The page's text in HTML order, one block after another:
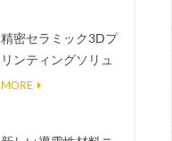
精密セラミック3Dプ
リンティングソリュ
ーションは不可能な
MORE